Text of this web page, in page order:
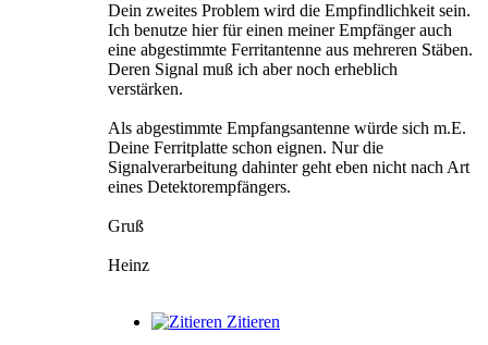
Dein zweites Problem wird die Empfindlichkeit sein.
Ich benutze hier für einen meiner Empfänger auch
eine abgestimmte Ferritantenne aus mehreren Stäben.
Deren Signal muß ich aber noch erheblich
verstärken.
Als abgestimmte Empfangsantenne würde sich m.E.
Deine Ferritplatte schon eignen. Nur die
Signalverarbeitung dahinter geht eben nicht nach Art
eines Detektorempfängers.
Gruß
Heinz
Zitieren